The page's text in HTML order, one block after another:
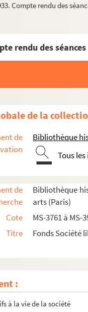
Compte rendu des
de la
de
Bibliothèque
Tous
de
Bibliothèque
arts (Paris)
Cote
MS-3761 à MS-
Titre
Fonds Société
:
aux statuts de la Société
à la vie de la société